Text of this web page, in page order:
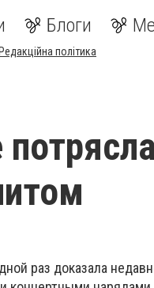
Блоги
Редакційна політика
раз доказала